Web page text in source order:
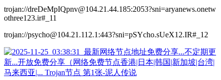
trojan://dreDeMpIQpnv@104.21.44.185:2053?sni=aryanews.onetw
othree123.ir#_11
trojan://psycho@104.21.112.1:443?sni=pSYcho.sUeX12.IR#_12